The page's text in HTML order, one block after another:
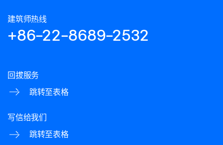
建筑师热线
+86-22-8689-2532
回拔服务
跳转至表格
写信给我们
跳转至表格